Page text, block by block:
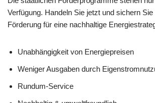
Verfügung. Handeln Sie jetzt und sichern
Förderung für eine nachhaltige
Unabhängigkeit von Energiepreisen
Weniger Ausgaben durch
Rundum-Service